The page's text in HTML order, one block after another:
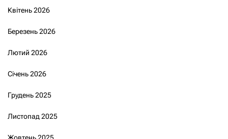
Квітень 2026
Березень 2026
Лютий 2026
Січень 2026
Грудень 2025
Листопад 2025